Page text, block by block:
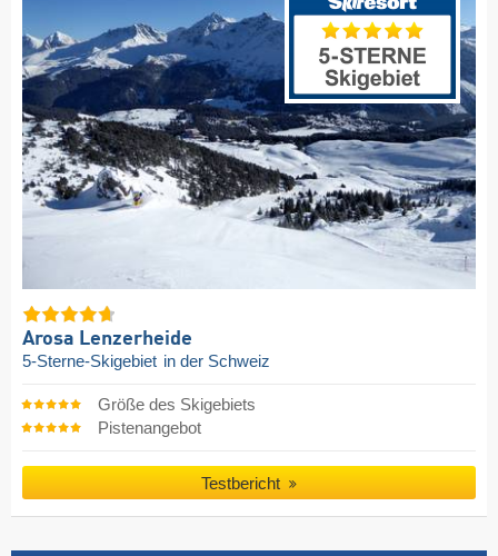
Arosa Lenzerheide
5-Sterne-Skigebiet in der Schweiz
Größe des Skigebiets
Pistenangebot
Testbericht